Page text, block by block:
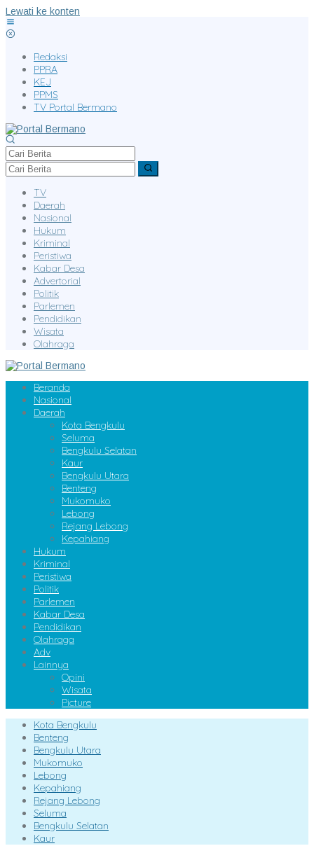
Lewati ke konten
Redaksi
PPRA
KEJ
PPMS
TV Portal Bermano
TV
Daerah
Nasional
Hukum
Kriminal
Peristiwa
Kabar Desa
Advertorial
Politik
Parlemen
Pendidikan
Wisata
Olahraga
Beranda
Nasional
Daerah
Kota Bengkulu
Seluma
Bengkulu Selatan
Kaur
Bengkulu Utara
Benteng
Mukomuko
Lebong
Rejang Lebong
Kepahiang
Hukum
Kriminal
Peristiwa
Politik
Parlemen
Kabar Desa
Pendidikan
Olahraga
Adv
Lainnya
Opini
Wisata
Picture
Kota Bengkulu
Benteng
Bengkulu Utara
Mukomuko
Lebong
Kepahiang
Rejang Lebong
Seluma
Bengkulu Selatan
Kaur